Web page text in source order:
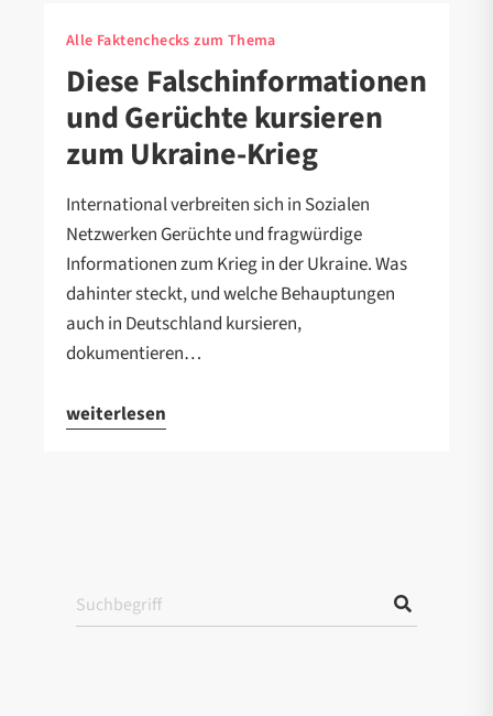
Alle Faktenchecks zum Thema
Diese Falschinformationen
und Gerüchte kursieren
zum Ukraine-Krieg
International verbreiten sich in Sozialen
Netzwerken Gerüchte und fragwürdige
Informationen zum Krieg in der Ukraine. Was
dahinter steckt, und welche Behauptungen
auch in Deutschland kursieren,
dokumentieren…
weiterlesen